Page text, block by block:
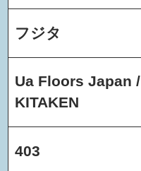
フジタ
Ua Floors Japan /
KITAKEN
403